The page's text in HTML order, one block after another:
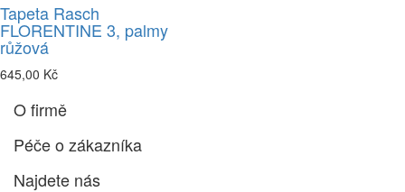
Tapeta Rasch
FLORENTINE 3, palmy
růžová
645,00 Kč
O firmě
Péče o zákazníka
Najdete nás